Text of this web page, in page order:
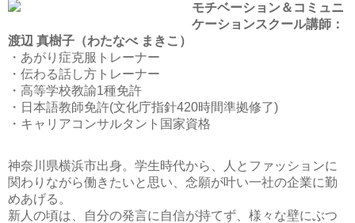
モチベーション＆コミュニ
ケーションスクール講師：
渡辺 真樹子（わたなべ まきこ）
・あがり症克服トレーナー
・伝わる話し方トレーナー
・高等学校教諭1種免許
・日本語教師免許(文化庁指針420時間準拠修了)
・キャリアコンサルタント国家資格
神奈川県横浜市出身。学生時代から、人とファッションに
関わりながら働きたいと思い、念願が叶い一社の企業に勤
めあげる。
新人の頃は、自分の発言に自信が持てず、様々な壁にぶつ